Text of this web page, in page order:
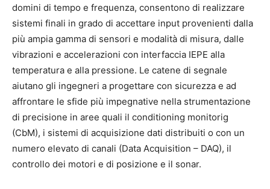
domini di tempo e frequenza, consentono di realizzare
sistemi finali in grado di accettare input provenienti dalla
più ampia gamma di sensori e modalità di misura, dalle
vibrazioni e accelerazioni con interfaccia IEPE alla
temperatura e alla pressione. Le catene di segnale
aiutano gli ingegneri a progettare con sicurezza e ad
affrontare le sfide più impegnative nella strumentazione
di precisione in aree quali il conditioning monitorig
(CbM), i sistemi di acquisizione dati distribuiti o con un
numero elevato di canali (Data Acquisition – DAQ), il
controllo dei motori e di posizione e il sonar.